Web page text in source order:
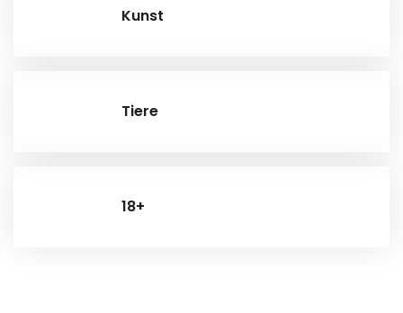
Kunst
Tiere
18+